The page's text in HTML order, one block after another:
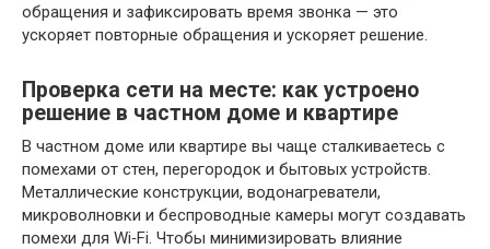
обращения и зафиксировать время звонка — это
ускоряет повторные обращения и ускоряет решение.
Проверка сети на месте: как устроено
решение в частном доме и квартире
В частном доме или квартире вы чаще сталкиваетесь с
помехами от стен, перегородок и бытовых устройств.
Металлические конструкции, водонагреватели,
микроволновки и беспроводные камеры могут создавать
помехи для Wi‑Fi. Чтобы минимизировать влияние